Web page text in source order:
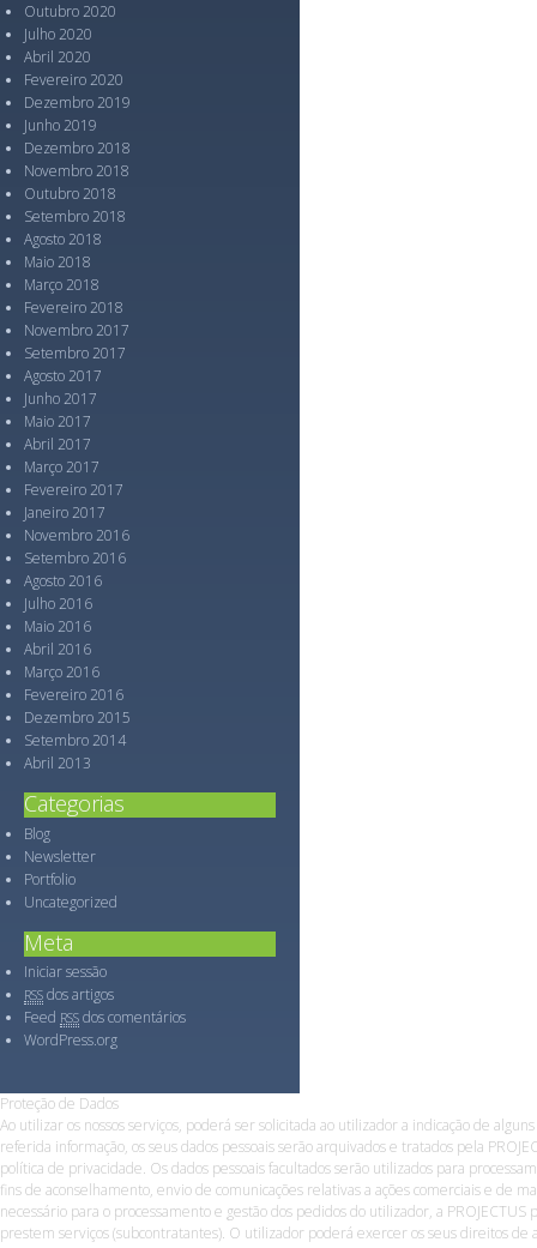
Outubro 2020
Julho 2020
Abril 2020
Fevereiro 2020
Dezembro 2019
Junho 2019
Dezembro 2018
Novembro 2018
Outubro 2018
Setembro 2018
Agosto 2018
Maio 2018
Março 2018
Fevereiro 2018
Novembro 2017
Setembro 2017
Agosto 2017
Junho 2017
Maio 2017
Abril 2017
Março 2017
Fevereiro 2017
Janeiro 2017
Novembro 2016
Setembro 2016
Agosto 2016
Julho 2016
Maio 2016
Abril 2016
Março 2016
Fevereiro 2016
Dezembro 2015
Setembro 2014
Abril 2013
Categorias
Blog
Newsletter
Portfolio
Uncategorized
Meta
Iniciar sessão
RSS dos artigos
Feed RSS dos comentários
WordPress.org
Proteção de Dados
Ao utilizar os nossos serviços, poderá ser solicitada ao utilizador a indicação de
referida informação, os seus dados pessoais serão arquivados e tratados pela
política de privacidade. Os dados pessoais facultados serão utilizados para
fins de aconselhamento, envio de comunicações relativas a ações comerciais e de
necessário para o processamento e gestão dos pedidos do utilizador, a
prestem serviços (subcontratantes). O utilizador poderá exercer os seus direitos